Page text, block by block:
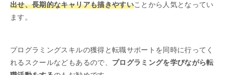
出せ、長期的なキャリアも描きやすいことから人気となってい
ます。
プログラミングスキルの獲得と転職サポートを同時に行ってく
れるスクールなどもあるので、 プログラミングを学びながら転